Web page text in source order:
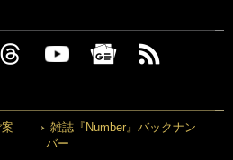
雑誌『Number』バックナン
バー